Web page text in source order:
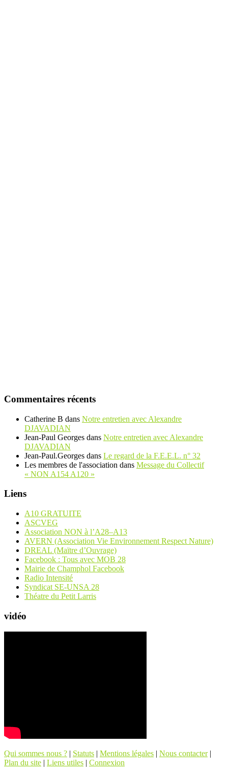
Commentaires récents
Catherine B dans Notre entretien avec Alexandre
DJAVADIAN
Jean-Paul Georges dans Notre entretien avec Alexandre
DJAVADIAN
Jean-Paul.Georges dans Le regard de la F.E.E.L. n° 32
Les membres de l'association dans Message du Collectif
« NON A154 A120 »
Liens
A10 GRATUITE
ASCVEG
Association NON à l’A28–A13
AVERN (Association Vie Environnement Respect Nature)
DREAL (Maïtre d’Ouvrage)
Facebook : Tous avec MOB 28
Mairie de Champhol Facebook
Radio Intensité
Syndicat SE-UNSA 28
Théatre du Petit Larris
vidéo
Qui sommes nous ? | Statuts | Mentions légales | Nous contacter|
Plan du site | Liens utiles | Connexion